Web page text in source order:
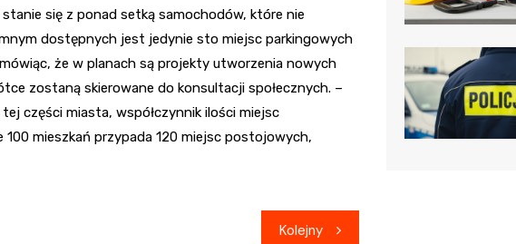
się z ponad setką samochodów, które nie
dostępnych jest jedynie sto miejsc parkingowych
że w planach są projekty utworzenia nowych
zostaną skierowane do konsultacji społecznych. –
części miasta, współczynnik ilości miejsc
mieszkań przypada 120 miejsc postojowych,
Kolejny